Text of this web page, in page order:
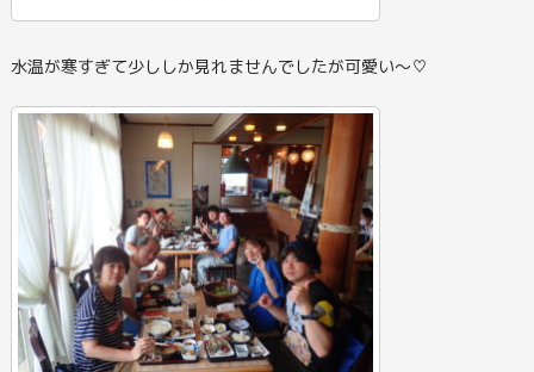
水温が寒すぎて少ししか見れませんでしたが可愛い～♡